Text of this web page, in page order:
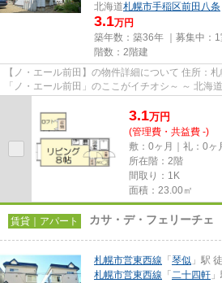
北海道札幌市手稲区前田八条
3.1万円
築年数：築36年 ｜募集中：
階数：2階建
【ノ・エール前田】の物件詳細について 住所：札幌市手稲区前田8条17丁目 ～
「ノ・エール前田」のここがイチオシ～ ～ 北海道科学大徒歩8分（約640m）
3.1万円
(管理費・共益費 -)
敷：0ヶ月｜礼：0ヶ
所在階：2階
間取り：1K
面積：23.00㎡
賃貸｜アパート カサ・デ・フェリーチェ
札幌市営東西線 「 琴似 」駅
札幌市営東西線 「 二十四軒